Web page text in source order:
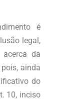
é
legal,
acerca da
ainda
do
10, inciso